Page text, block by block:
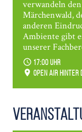
verwandeln
Märchenwald,
anderen
Ambiente gibt
unserer
17:00 Uhr
Open Air hinter